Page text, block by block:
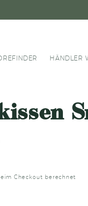
HÄNDLER
Checkout berechnet